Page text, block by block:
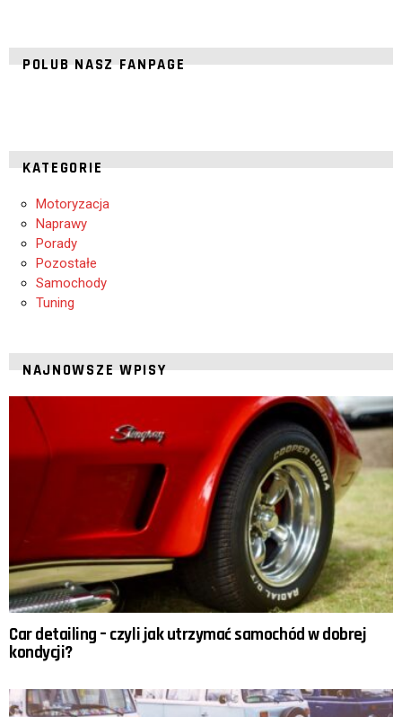
POLUB NASZ FANPAGE
KATEGORIE
Motoryzacja
Naprawy
Porady
Pozostałe
Samochody
Tuning
NAJNOWSZE WPISY
Car detailing – czyli jak utrzymać samochód w dobrej
kondycji?